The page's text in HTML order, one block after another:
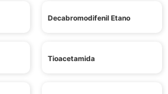
Decabromodifenil Etano
Tioacetamida